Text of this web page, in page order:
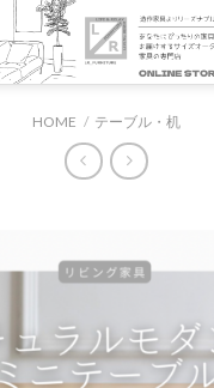
HOME / テーブル・机